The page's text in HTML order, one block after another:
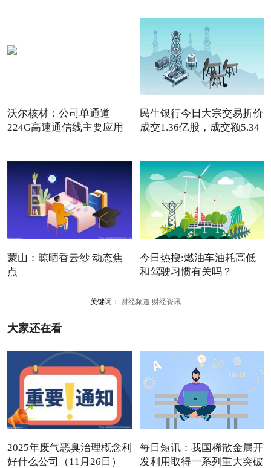
沃尔核材：公司单通道
224G高速通信线主要应用
民生银行今日大宗交易折价
成交1.36亿股，成交额5.34
蒙山：晾晒香云纱 动态焦
点
今日热搜:燃油车油耗高低
和驾驶习惯有关吗？
关键词： 财经频道 财经资讯
大家还在看
2025年废气恶臭治理概念利
好什么公司（11月26日）
每日短讯：我国稀散金属开
发利用取得一系列重大突破